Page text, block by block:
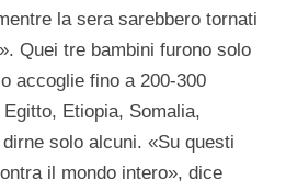
la sera sarebbero tornati
Quei tre bambini furono solo
accoglie fino a 200-300
Etiopia, Somalia,
solo alcuni. «Su questi
il mondo intero», dice